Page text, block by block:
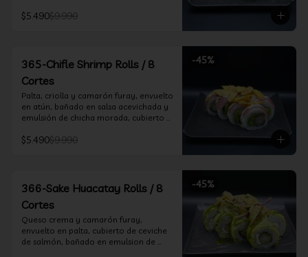
$5.490$9.990
-45%
365-Chifle Shrimp Rolls / 8
Cortes
Palta, criolla y camarón furay, envuelto
en atún, bañado en salsa acevichada y
emulsión de chicha morada, cubierto
$5.490$9.990
-45%
366-Sake Huacatay Rolls / 8
Cortes
Queso crema y camarón furay,
envuelto en palta, cubierto de ceviche
de salmón, bañado en emulsion de